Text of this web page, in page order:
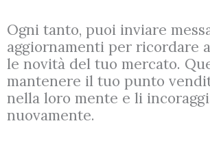
Ogni tanto, puoi inviare
aggiornamenti per ricordare
le novità del tuo mercato.
mantenere il tuo punto
nella loro mente e li
nuovamente.